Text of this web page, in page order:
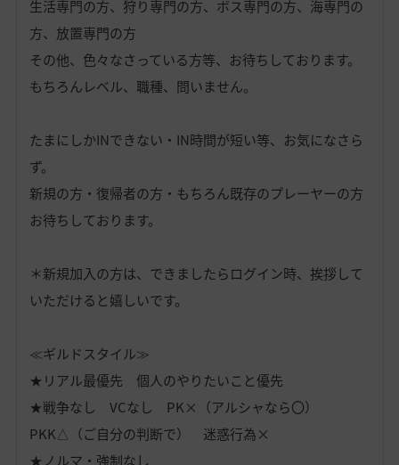
生活専門の方、狩り専門の方、ボス専門の方、海専門の
方、放置専門の方
その他、色々なさっている方等、お待ちしております。
もちろんレベル、職種、問いません。
たまにしかINできない・IN時間が短い等、お気になさら
ず。
新規の方・復帰者の方・もちろん既存のプレーヤーの方
お待ちしております。
＊新規加入の方は、できましたらログイン時、挨拶して
いただけると嬉しいです。
≪ギルドスタイル≫
★リアル最優先 個人のやりたいこと優先
★戦争なし VCなし PK×（アルシャなら〇）
PKK△（ご自分の判断で） 迷惑行為×
★ノルマ・強制なし